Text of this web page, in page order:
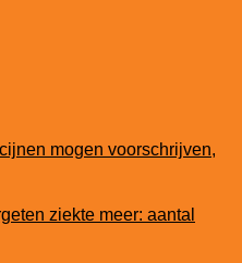
mogen voorschrijven,
ziekte meer: aantal